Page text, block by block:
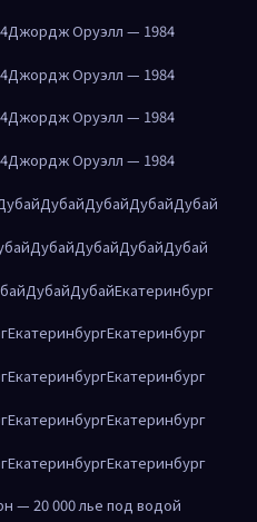
Джордж Оруэлл — 1984
Джордж Оруэлл — 1984
Джордж Оруэлл — 1984
Джордж Оруэлл — 1984
ДубайДубайДубайДубай
ДубайДубайДубайДубай
ДубайДубайЕкатеринбург
ЕкатеринбургЕкатеринбург
ЕкатеринбургЕкатеринбург
ЕкатеринбургЕкатеринбург
ЕкатеринбургЕкатеринбург
— 20 000 лье под водой